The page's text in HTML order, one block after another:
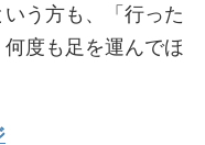
う方も、「行った
度も足を運んでほ